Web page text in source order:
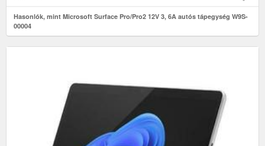
Hasonlók, mint Microsoft Surface Pro/Pro2 12V 3, 6A autós tápegység W9S-
00004